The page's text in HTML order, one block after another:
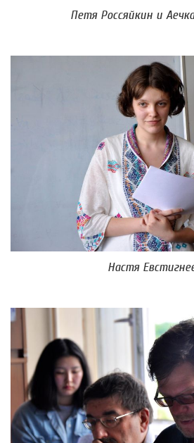
Петя Россяйкин и
Настя